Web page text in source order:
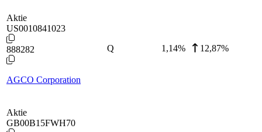
Aktie
US0010841023
888282
AGCO Corporation
Q 1,14% 12,87%
Aktie
GB00B15FWH70